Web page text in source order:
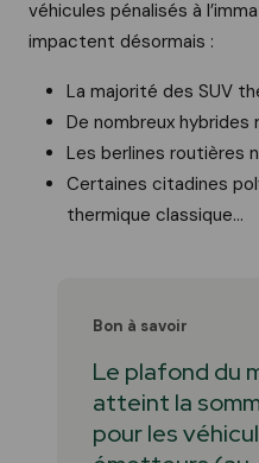
véhicules pénalisés à
impactent désormais :
La majorité des SUV
De nombreux hybrides
Les berlines routières
Certaines citadines
thermique classique...
Bon à savoir
Le plafond du
atteint la
pour les